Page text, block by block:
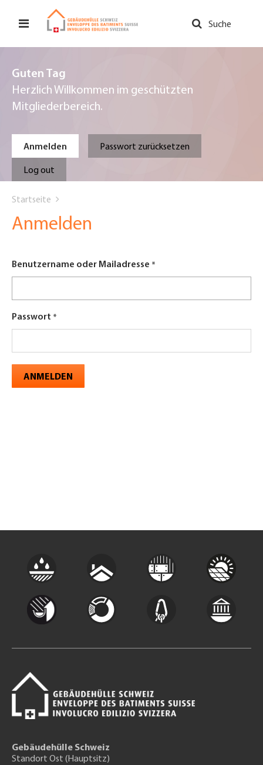
zum
Suche
Guten Tag
Herzlich Willkommen im geschützten
Mitgliederbereich.
Primary
tabs
Anmelden Passwort zurücksetzen
Log out
are
here
Startseite
Anmelden
Benutzername oder Mailadresse
Passwort
ANMELDEN
Gebäudehülle Schweiz
Standort Ost (Hauptsitz)